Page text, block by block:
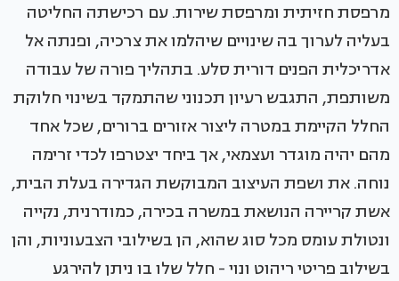
מרפסת חזיתית ומרפסת שירות. עם רכישתה החליטה
בעליה לערוך בה שינויים שיהלמו את צרכיה, ופנתה אל
אדריכלית הפנים דורית סלע. בתהליך פורה של עבודה
משותפת, התגבש רעיון תכנוני שהתמקד בשינוי חלוקת
החלל הקיימת במטרה ליצור אזורים ברורים, שכל אחד
מהם יהיה מוגדר ועצמאי, אך ביחד יצטרפו לכדי זרימה
נוחה. את ושפת העיצוב המבוקשת הגדירה בעלת הבית,
אשת קריירה הנושאת במשרה בכירה, כמודרנית, נקייה
ונטולת עומס מכל סוג שהוא, הן בשילובי הצבעוניות, והן
בשילוב פריטי ריהוט ונוי - חלל שלו בו ניתן להירגע